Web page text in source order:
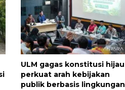
ULM gagas konstitusi hijau
perkuat arah kebijakan
publik berbasis lingkungan